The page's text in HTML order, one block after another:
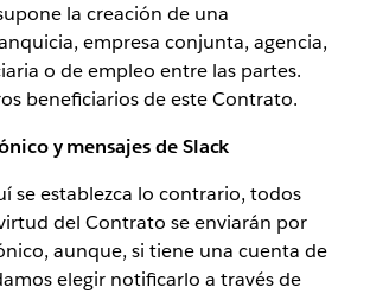
la creación de una
empresa conjunta, agencia,
o de empleo entre las partes.
beneficiarios de este Contrato.
y mensajes de Slack
se establezca lo contrario, todos
del Contrato se enviarán por
aunque, si tiene una cuenta de
elegir notificarlo a través de